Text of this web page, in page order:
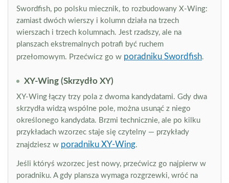
Swordfish, po polsku miecznik, to rozbudowany X-Wing:
zamiast dwóch wierszy i kolumn działa na trzech
wierszach i trzech kolumnach. Jest rzadszy, ale na
planszach ekstremalnych potrafi być ruchem
przełomowym. Przećwicz go w poradniku Swordfish.
XY-Wing (Skrzydło XY)
XY-Wing łączy trzy pola z dwoma kandydatami. Gdy dwa
skrzydła widzą wspólne pole, można usunąć z niego
określonego kandydata. Brzmi technicznie, ale po kilku
przykładach wzorzec staje się czytelny — przykłady
znajdziesz w poradniku XY-Wing.
Jeśli któryś wzorzec jest nowy, przećwicz go najpierw w
poradniku. A gdy plansza wymaga rozgrzewki, wróć na